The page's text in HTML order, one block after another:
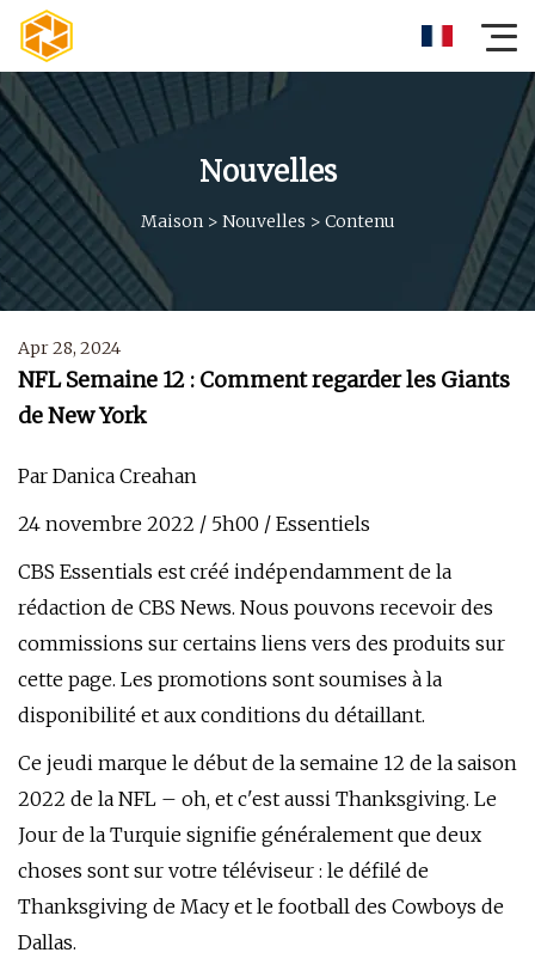
Nouvelles
Maison > Nouvelles > Contenu
Apr 28, 2024
NFL Semaine 12 : Comment regarder les Giants
de New York
Par Danica Creahan
24 novembre 2022 / 5h00 / Essentiels
CBS Essentials est créé indépendamment de la
rédaction de CBS News. Nous pouvons recevoir des
commissions sur certains liens vers des produits sur
cette page. Les promotions sont soumises à la
disponibilité et aux conditions du détaillant.
Ce jeudi marque le début de la semaine 12 de la saison
2022 de la NFL – oh, et c'est aussi Thanksgiving. Le
Jour de la Turquie signifie généralement que deux
choses sont sur votre téléviseur : le défilé de
Thanksgiving de Macy et le football des Cowboys de
Dallas.